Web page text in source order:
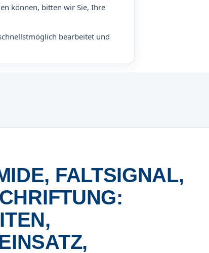
können, bitten wir Sie, Ihre
bearbeitet und
FALTSIGNAL,